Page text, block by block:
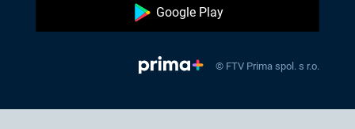
Google Play
© FTV Prima spol. s r.o.